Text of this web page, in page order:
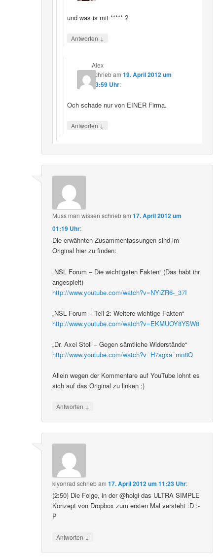
und was is mit ***** ?
Antworten ↓
Alex
schriebam19. April 2012 um
23:59 Uhr:
Och schade nur von EINER Firma.
Antworten ↓
Muss man wissen schriebam17. April 2012 um
01:19 Uhr:
Die erwähnten Zusammenfassungen sind im
Original hier zu finden:
„NSL Forum – Die wichtigsten Fakten“ (Das habt ihr
angespielt)
http://www.youtube.com/watch?v=NYiZR6-_37I
„NSL Forum – Teil 2: Weitere wichtige Fakten“
http://www.youtube.com/watch?v=EKMUOY8YSW8
„Dr. Axel Stoll – Gegen sämtliche Widerstände“
http://www.youtube.com/watch?v=H7sgxa_mn8Q
Allein wegen der Kommentare auf YouTube lohnt es
sich auf das Original zu linken ;)
Antworten ↓
klyonrad schriebam17. April 2012 um 11:23 Uhr:
(2:50) Die Folge, in der @holgi das ULTRA SIMPLE
Konzept von Dropbox zum ersten Mal versteht :D :-
P
Antworten ↓